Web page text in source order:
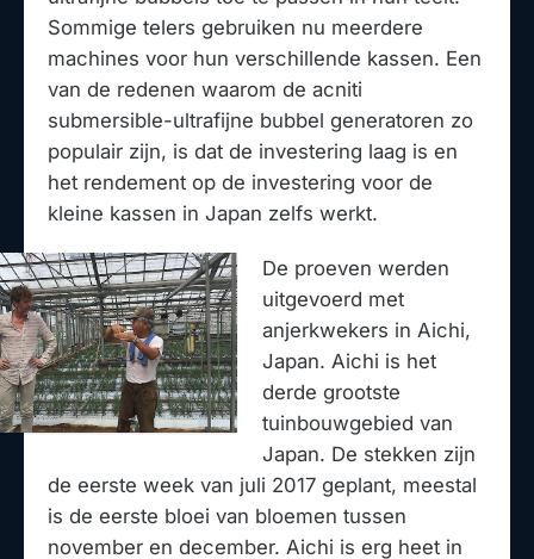
Sommige telers gebruiken nu meerdere
machines voor hun verschillende kassen. Een
van de redenen waarom de acniti
submersible-ultrafijne bubbel generatoren zo
populair zijn, is dat de investering laag is en
het rendement op de investering voor de
kleine kassen in Japan zelfs werkt.
De proeven werden
uitgevoerd met
anjerkwekers in Aichi,
Japan. Aichi is het
derde grootste
tuinbouwgebied van
Japan. De stekken zijn
de eerste week van juli 2017 geplant, meestal
is de eerste bloei van bloemen tussen
november en december. Aichi is erg heet in